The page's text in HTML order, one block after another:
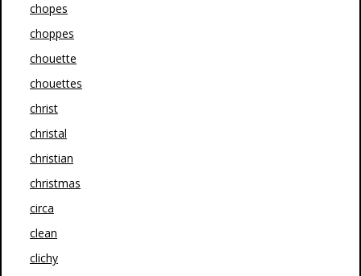
chopes
choppes
chouette
chouettes
christ
christal
christian
christmas
circa
clean
clichy